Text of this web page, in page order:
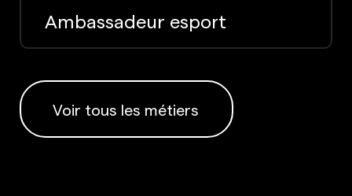
Ambassadeur esport
Voir tous les métiers